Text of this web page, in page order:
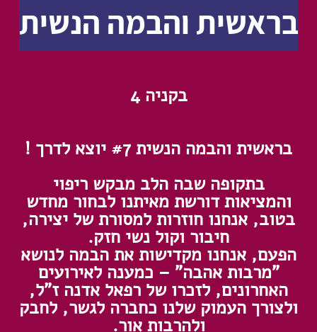
בראשית והבמה הנשית
בקניה 4
בראשית והבמה הנשית #7 יוצא לדרך !
בתקופה שבה הלב מבקש ריפוי
והמציאות דורשת מאיתנו לבחור מחדש
בטוב, אנחנו חוזרות למסורת של יצירה,
חיבור וקול נשי חזק.
הפעם, אנחנו מקדישות את הבמה לנושא
"מרבות אהבה" – כמענה לאירועים
האחרונים, לזכרו של רפאל אדנה ז"ל,
ולצורך העמוק שלנו כחברה לגשר, לחבק
ולהרבות אור.